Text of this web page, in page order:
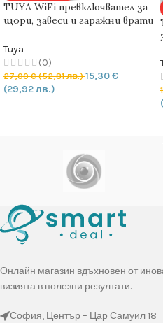
TUYA WiFi превключвател за
щори, завеси и гаражни врати
Tuya
(0)
27,00€(52,81 лв.)15,30€
(29,92 лв.)
Онлайн магазин вдъхновен от
визията в полезни резултати.
София, Център – Цар Самуил 18